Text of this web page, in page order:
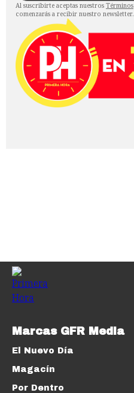
Al suscribirte aceptas nuestros Términos
comenzarás a recibir nuestro newsletter.
Marcas GFR Media
El Nuevo Día
Magacín
Por Dentro